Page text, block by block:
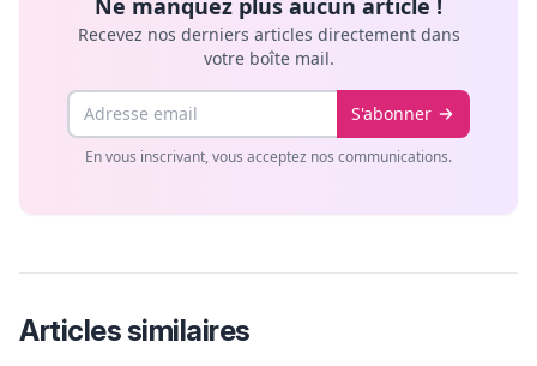
Ne manquez plus aucun article !
Recevez nos derniers articles directement dans
votre boîte mail.
Email S'abonner
En vous inscrivant, vous acceptez nos communications.
Articles similaires